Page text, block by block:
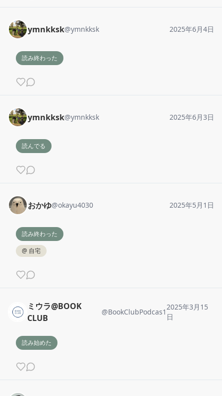
ymnkksk@ymnkksk 2025年6月4日
読み終わった
ymnkksk@ymnkksk 2025年6月3日
読んでる
おかゆ@okayu4030 2025年5月1日
読み終わった
@ 自宅
ミウラ@BOOK
CLUB
@BookClubPodcas1
2025年3月15
日
読み始めた